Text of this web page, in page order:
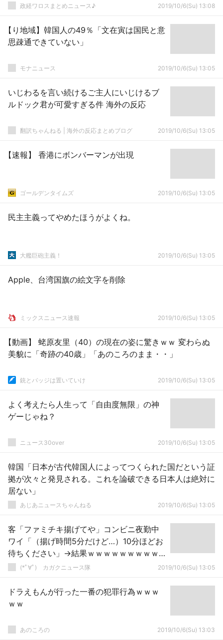
政経ワロスまとめニュース♪ 2019/10/6(Su) 13:08
【り地域】韓国人の49％「文在寅は国民と意
思疎通できていない」
モナニュース 2019/10/6(Su) 13:05
いじわるを言い続けるご主人にいじけるブ
ルドック君が可愛すぎる件 海外の反応
翻訳ちゃんねる | 海外の反応まとめブログ 2019/10/6(Su) 13:05
【速報】 香港にボンバーマンが出現
ゴールデンタイムズ 2019/10/6(Su) 13:05
民主主義ってやめたほうがよくね。
大艦巨砲主義！ 2019/10/6(Su) 13:05
Apple、台湾国旗の絵文字を削除
ミックスニュース速報 2019/10/6(Su) 13:05
【動画】 蛯原友里（40）の現在の姿に驚きｗｗ 変わらぬ
美貌に「奇跡の40歳」「あのころのまま・・」
銃とバッジは置いていけ 2019/10/6(Su) 13:05
よく考えたら人生って「自由度無限」の神
ゲーじゃね？
ニュース30over 2019/10/6(Su) 13:05
韓国「日本が古代韓国人によってつくられた国だという証
拠が次々と発見される。これを論破できる日本人は絶対に
居ない」
あじあニュースちゃんねる 2019/10/6(Su) 13:05
客「ファミチキ揚げてや」コンビニ夜勤中
ワイ「（揚げ時間5分だけど…）10分ほどお
待ちください」→結果ｗｗｗｗｗｗｗｗｗ
ｗｗｗｗｗｗｗｗ
(*ﾟ∀ﾟ)ゞカガクニュース隊 2019/10/6(Su) 13:05
ドラえもんが行った一番の犯罪行為ｗｗｗ
ｗｗ
あのころの 2019/10/6(Su) 13:03